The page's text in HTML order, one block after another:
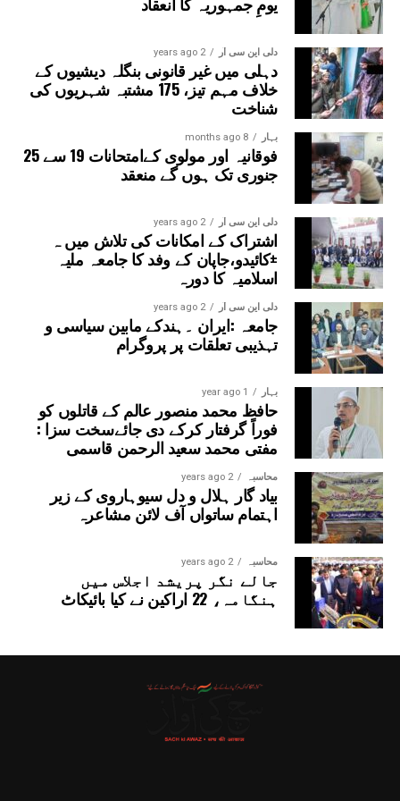
دلی این سی آر 2 years ago
دہلی میں غیر قانونی بنگلہ دیشیوں کے
خلاف مہم تیز، 175 مشتبہ شہریوں کی
شناخت
بہار 8 months ago
فوقانیہ اور مولوی کےامتحانات 19 سے 25
جنوری تک ہوں گے منعقد
دلی این سی آر 2 years ago
اشتراک کے امکانات کی تلاش میں ہ
±کائیدو،جاپان کے وفد کا جامعہ ملیہ
اسلامیہ کا دورہ
دلی این سی آر 2 years ago
جامعہ :ایران ۔ہندکے مابین سیاسی و
تہذیبی تعلقات پر پروگرام
بہار 1 year ago
حافظ محمد منصور عالم کے قاتلوں کو
فوراً گرفتار کرکے دی جائےسخت سزا :
مفتی محمد سعید الرحمن قاسمی
محاسبہ 2 years ago
بیاد گار ہلال و دل سیوہاروی کے زیر
اہتمام ساتواں آف لائن مشاعرہ
محاسبہ 2 years ago
جالے نگر پریشد اجلاس میں
ہنگامہ، 22 اراکین نے کیا بائیکاٹ